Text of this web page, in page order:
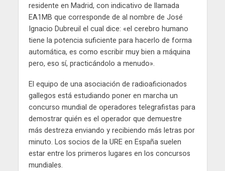
residente en Madrid, con indicativo de llamada
EA1MB que corresponde de al nombre de José
Ignacio Dubreuil el cual dice: «el cerebro humano
tiene la potencia suficiente para hacerlo de forma
automática, es como escribir muy bien a máquina
pero, eso sí, practicándolo a menudo».
El equipo de una asociación de radioaficionados
gallegos está estudiando poner en marcha un
concurso mundial de operadores telegrafistas para
demostrar quién es el operador que demuestre
más destreza enviando y recibiendo más letras por
minuto. Los socios de la URE en España suelen
estar entre los primeros lugares en los concursos
mundiales.